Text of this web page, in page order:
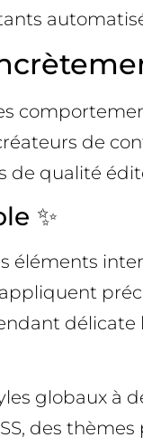
de
de qualité
✨
globaux à
des